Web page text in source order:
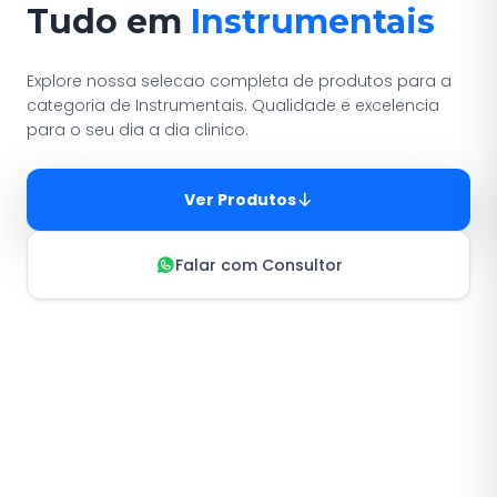
Tudo em Instrumentais
Explore nossa selecao completa de produtos para a
categoria de Instrumentais. Qualidade e excelencia
para o seu dia a dia clinico.
Ver Produtos
Falar com Consultor